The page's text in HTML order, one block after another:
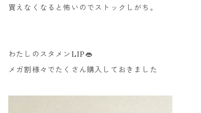
買えなくなると怖いのでストックしがち。
わたしのスタメンLIP👄
メガ割様々でたくさん購入しておきました